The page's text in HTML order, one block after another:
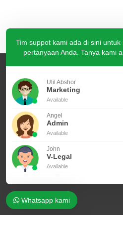
Tim suppot kami ada di sini untuk
pertanyaan Anda. Tanya kami
Ulil Abshor
Marketing
Available
Angel
Admin
Available
John
V-Legal
Available
Whatsapp kami